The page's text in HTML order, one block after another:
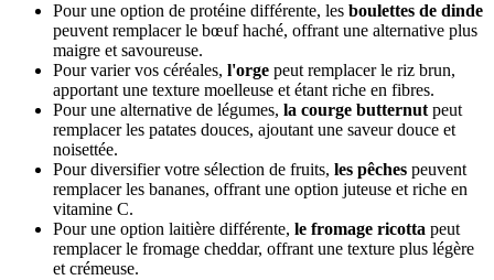
Pour une option de protéine différente, les boulettes de dinde
peuvent remplacer le bœuf haché, offrant une alternative plus
maigre et savoureuse.
Pour varier vos céréales, l'orge peut remplacer le riz brun,
apportant une texture moelleuse et étant riche en fibres.
Pour une alternative de légumes, la courge butternutpeut
remplacer les patates douces, ajoutant une saveur douce et
noisettée.
Pour diversifier votre sélection de fruits, les pêches peuvent
remplacer les bananes, offrant une option juteuse et riche en
vitamine C.
Pour une option laitière différente, le fromage ricotta peut
remplacer le fromage cheddar, offrant une texture plus légère
et crémeuse.